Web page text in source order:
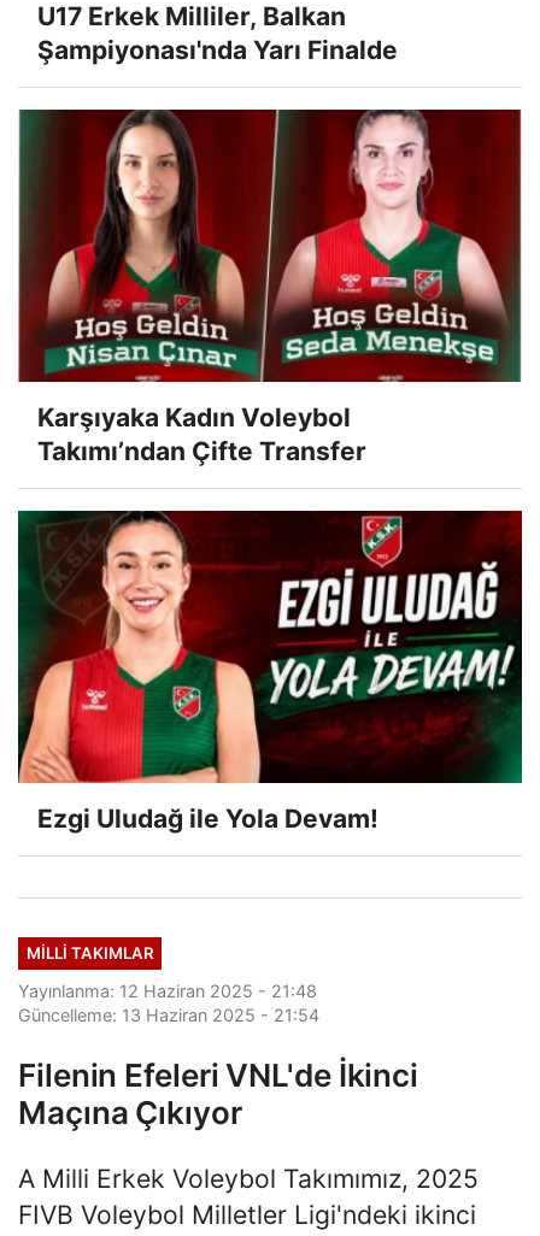
U17 Erkek Milliler, Balkan
Şampiyonası'nda Yarı Finalde
Karşıyaka Kadın Voleybol
Takımı’ndan Çifte Transfer
Ezgi Uludağ ile Yola Devam!
MILLI TAKIMLAR
Yayınlanma: 12 Haziran 2025 - 21:48
Güncelleme: 13 Haziran 2025 - 21:54
Filenin Efeleri VNL'de İkinci
Maçına Çıkıyor
A Milli Erkek Voleybol Takımımız, 2025
FIVB Voleybol Milletler Ligi'ndeki ikinci